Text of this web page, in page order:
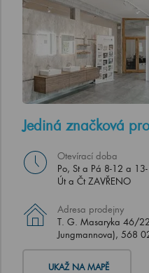
Jediná značková
Otevírací doba
Po, St a Pá 8-12 a
Út a Čt ZAVŘENO
Adresa prodejny
T. G. Masaryka 46/
Jungmannova), 568
UKAŽ NA MAPĚ